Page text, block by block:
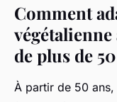
Comment
végétalienne
de plus de
À partir de 50